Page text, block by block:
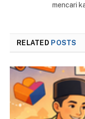
mencari
RELATED POSTS